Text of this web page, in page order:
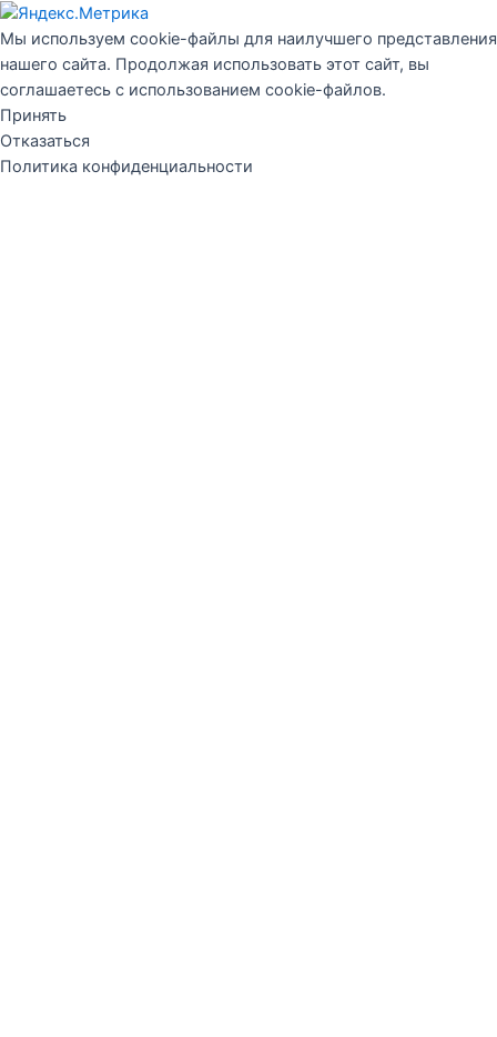
Мы используем cookie-файлы для наилучшего представления
нашего сайта. Продолжая использовать этот сайт, вы
соглашаетесь с использованием cookie-файлов.
Принять
Отказаться
Политика конфиденциальности